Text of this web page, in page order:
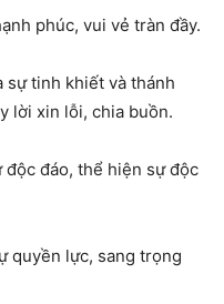
phúc, vui vẻ tràn đầy.
sự tinh khiết và thánh
lời xin lỗi, chia buồn.
độc đáo, thể hiện sự độc
quyền lực, sang trọng